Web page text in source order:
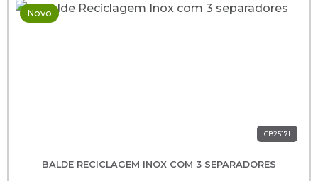
Novo
CB2517I
BALDE RECICLAGEM INOX COM 3 SEPARADORES